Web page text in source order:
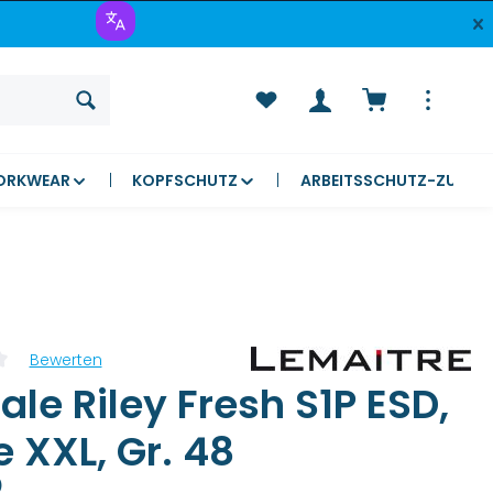
Warenkorb
KOPFSCHUTZ ARBEITSSCHUTZ-
Bewerten
Riley Fresh S1P ESD,
XXL, Gr. 48